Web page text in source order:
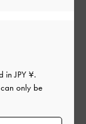
inJPY ¥.
can only be